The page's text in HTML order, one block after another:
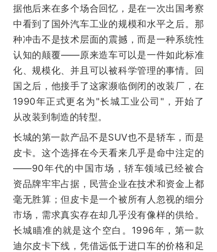
课
活
动
心
GAIR
专
爱
据他后来在多个场合回忆，是在一次出国考察
中看到了国外汽车工业的规模和水平之后。那
种冲击不是技术层面的震撼，而是一种系统性
认知的颠覆——原来造车可以是一件如此标准
化、规模化、并且可以被科学管理的事情。回
国之后，他接手了这家濒临倒闭的改装厂，在
1990年正式更名为"长城工业公司"，开始了
从改装到制造的转型。
长城的第一款产品不是SUV也不是轿车，而是
皮卡。这个选择在今天看来几乎是命中注定的
——90年代的中国市场，轿车领域已经被合
资品牌牢牢占据，民营企业在技术和资金上都
毫无胜算；但皮卡是一个被所有人忽视的细分
市场，需求真实存在却几乎没有像样的供给。
长城瞄准的就是这个空白。1996年，第一款
迪尔皮卡下线，凭借远低于进口车的价格和足